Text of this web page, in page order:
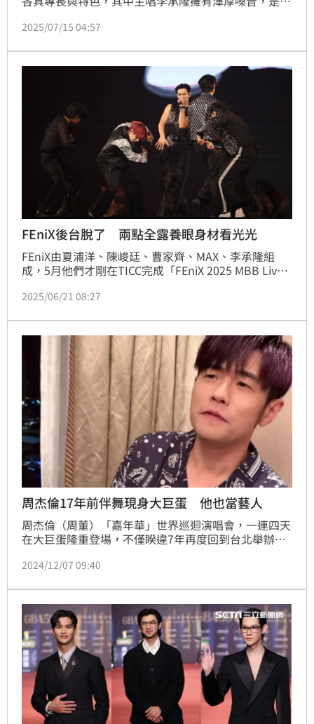
翻出，道地氣口與驚人實力掀起熱議，短短8小時吸引
粉。
2025/07/15 04:57
FEniX後台脫了 兩點全露養眼身材看光光
FEniX由夏浦洋、陳峻廷、曹家齊、MAX、李承隆組
成，5月他們才剛在TICC完成「FEniX 2025 MBB Live
樂獎頒獎典禮，並獲得「hito潛力唱跳團體獎」。
秀出精壯肌肉。
2025/06/21 08:27
周杰倫17年前伴舞現身大巨蛋 他也當藝人
周杰倫（周董）「嘉年華」世界巡迴演唱會，一連四天
在大巨蛋隆重登場，不僅睽違7年再度回到台北舉辦演
團FEniX成員夏浦洋也前往朝聖，並透露他跟周杰倫的
2024/12/07 09:40